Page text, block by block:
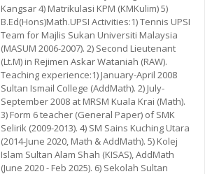
Kangsar 4) Matrikulasi KPM (KMKulim) 5)
B.Ed(Hons)Math.UPSI Activities:1) Tennis UPSI
Team for Majlis Sukan Universiti Malaysia
(MASUM 2006-2007). 2) Second Lieutenant
(Lt.M) in Rejimen Askar Wataniah (RAW).
Teaching experience:1) January-April 2008
Sultan Ismail College (AddMath). 2) July-
September 2008 at MRSM Kuala Krai (Math).
3) Form 6 teacher (General Paper) of SMK
Selirik (2009-2013). 4) SM Sains Kuching Utara
(2014-June 2020, Math & AddMath). 5) Kolej
Islam Sultan Alam Shah (KISAS), AddMath
(June 2020 - Feb 2025). 6) Sekolah Sultan